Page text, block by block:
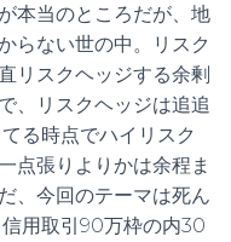
本当のところだが、地
らない世の中。リスク
リスクヘッジする余剰
、リスクヘッジは追追
る時点でハイリスク
点張りよりかは余程ま
、今回のテーマは死ん
用取引90万枠の内30